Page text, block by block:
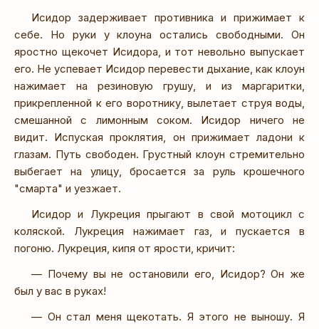
Исидор задерживает противника и прижимает к
себе. Но руки у клоуна остались свободными. Он
яростно щекочет Исидора, и тот невольно выпускает
его. Не успевает Исидор перевести дыхание, как клоун
нажимает на резиновую грушу, и из маргаритки,
прикрепленной к его воротнику, вылетает струя воды,
смешанной с лимонным соком. Исидор ничего не
видит. Испуская проклятия, он прижимает ладони к
глазам. Путь свободен. Грустный клоун стремительно
выбегает на улицу, бросается за руль крошечного
"смарта" и уезжает.
Исидор и Лукреция прыгают в свой мотоцикл с
коляской. Лукреция нажимает газ, и пускается в
погоню. Лукреция, кипя от ярости, кричит:
— Почему вы не остановили его, Исидор? Он же
был у вас в руках!
— Он стал меня щекотать. Я этого не выношу. Я